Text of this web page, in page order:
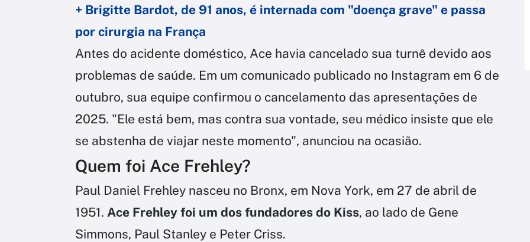
+ Brigitte Bardot, de 91 anos, é internada com "doença grave" e passa
por cirurgia na França
Antes do acidente doméstico, Ace havia cancelado sua turnê devido aos
problemas de saúde. Em um comunicado publicado no Instagram em 6 de
outubro, sua equipe confirmou o cancelamento das apresentações de
2025. "Ele está bem, mas contra sua vontade, seu médico insiste que ele
se abstenha de viajar neste momento", anunciou na ocasião.
Quem foi Ace Frehley?
Paul Daniel Frehley nasceu no Bronx, em Nova York, em 27 de abril de
1951. Ace Frehley foi um dos fundadores do Kiss, ao lado de Gene
Simmons, Paul Stanley e Peter Criss.